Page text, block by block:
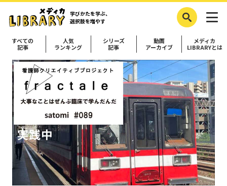
学びかたを学ぶ、
選択肢を増やす
すべての
記事
人気
ランキング
シリーズ
記事
動画
アーカイブ
メディカ
LIBRARYとは